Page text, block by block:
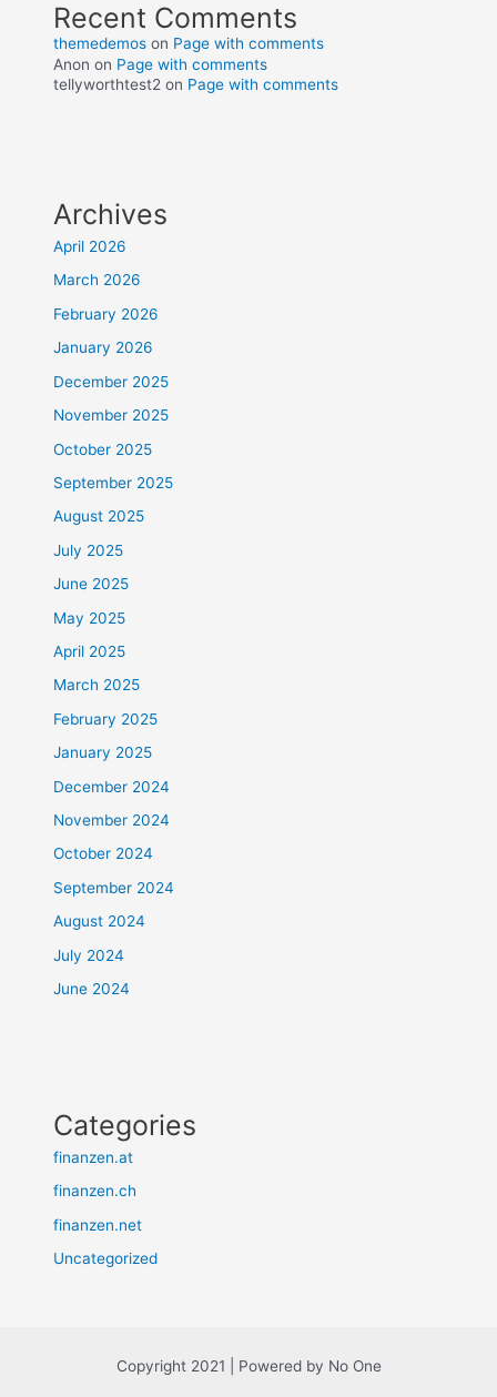
Recent Comments
themedemos on Page with comments
Anon on Page with comments
tellyworthtest2 on Page with comments
Archives
April 2026
March 2026
February 2026
January 2026
December 2025
November 2025
October 2025
September 2025
August 2025
July 2025
June 2025
May 2025
April 2025
March 2025
February 2025
January 2025
December 2024
November 2024
October 2024
September 2024
August 2024
July 2024
June 2024
Categories
finanzen.at
finanzen.ch
finanzen.net
Uncategorized
Copyright 2021 | Powered by No One